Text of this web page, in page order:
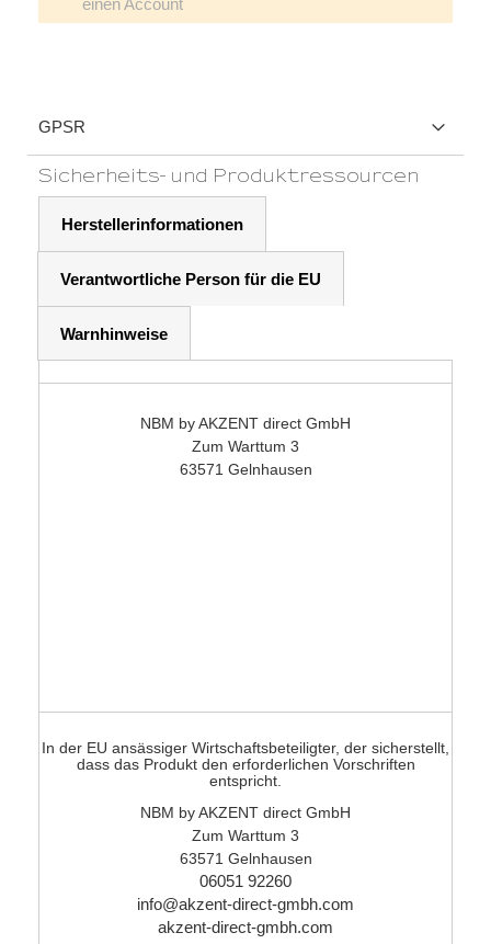
einen Account
GPSR
Sicherheits- und Produktressourcen
Herstellerinformationen
Verantwortliche Person für die EU
Warnhinweise
NBM by AKZENT direct GmbH
Zum Warttum 3
63571 Gelnhausen
In der EU ansässiger Wirtschaftsbeteiligter, der sicherstellt,
dass das Produkt den erforderlichen Vorschriften
entspricht.
NBM by AKZENT direct GmbH
Zum Warttum 3
63571 Gelnhausen
06051 92260
info@akzent-direct-gmbh.com
akzent-direct-gmbh.com